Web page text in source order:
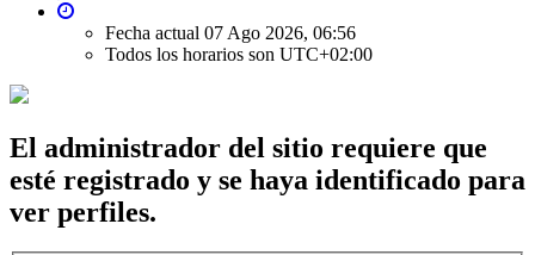
Fecha actual 07 Ago 2026, 06:56
Todos los horarios son UTC+02:00
El administrador del sitio requiere que
esté registrado y se haya identificado para
ver perfiles.